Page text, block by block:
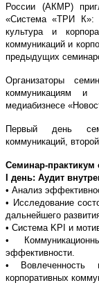
России (АКМР)
«Система «ТРИ К»:
культура и
коммуникаций и
предыдущих
Организаторы
коммуникациям
медиабизнесе
Первый день
коммуникаций,
Семинар-
I день: Аудит
• Анализ
• Исследование
дальнейшего
• Система KPI и
•
эффективности.
• Вовлеченность
корпоративных